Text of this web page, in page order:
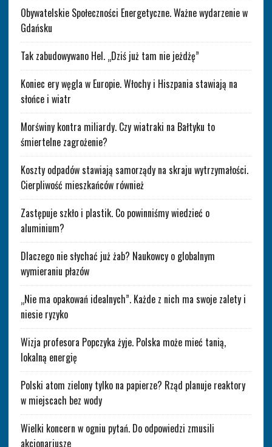
Obywatelskie Społeczności Energetyczne. Ważne wydarzenie w
Gdańsku
Tak zabudowywano Hel. „Dziś już tam nie jeżdżę”
Koniec ery węgla w Europie. Włochy i Hiszpania stawiają na
słońce i wiatr
Morświny kontra miliardy. Czy wiatraki na Bałtyku to
śmiertelne zagrożenie?
Koszty odpadów stawiają samorządy na skraju wytrzymałości.
Cierpliwość mieszkańców również
Zastępuje szkło i plastik. Co powinniśmy wiedzieć o
aluminium?
Dlaczego nie słychać już żab? Naukowcy o globalnym
wymieraniu płazów
„Nie ma opakowań idealnych”. Każde z nich ma swoje zalety i
niesie ryzyko
Wizja profesora Popczyka żyje. Polska może mieć tanią,
lokalną energię
Polski atom zielony tylko na papierze? Rząd planuje reaktory
w miejscach bez wody
Wielki koncern w ogniu pytań. Do odpowiedzi zmusili
akcjonariusze